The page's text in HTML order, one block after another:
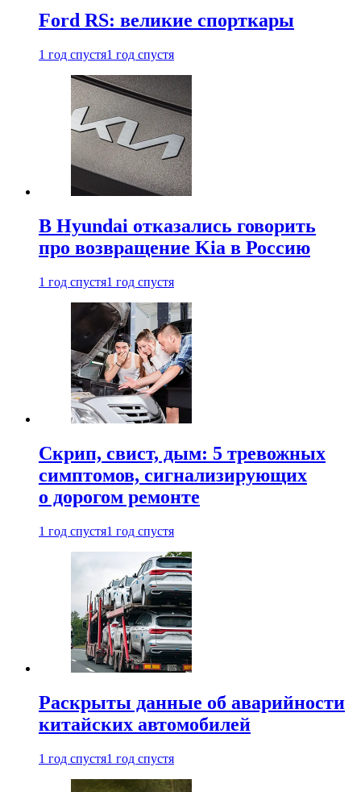
Ford RS: великие спорткары
1 год спустя1 год спустя
В Hyundai отказались говорить
про возвращение Kia в Россию
1 год спустя1 год спустя
Скрип, свист, дым: 5 тревожных
симптомов, сигнализирующих
о дорогом ремонте
1 год спустя1 год спустя
Раскрыты данные об аварийности
китайских автомобилей
1 год спустя1 год спустя